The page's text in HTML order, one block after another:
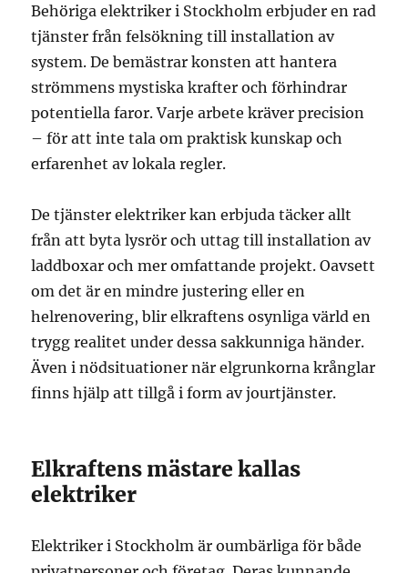
Behöriga elektriker i Stockholm erbjuder en rad
tjänster från felsökning till installation av
system. De bemästrar konsten att hantera
strömmens mystiska krafter och förhindrar
potentiella faror. Varje arbete kräver precision
– för att inte tala om praktisk kunskap och
erfarenhet av lokala regler.
De tjänster elektriker kan erbjuda täcker allt
från att byta lysrör och uttag till installation av
laddboxar och mer omfattande projekt. Oavsett
om det är en mindre justering eller en
helrenovering, blir elkraftens osynliga värld en
trygg realitet under dessa sakkunniga händer.
Även i nödsituationer när elgrunkorna krånglar
finns hjälp att tillgå i form av jourtjänster.
Elkraftens mästare kallas
elektriker
Elektriker i Stockholm är oumbärliga för både